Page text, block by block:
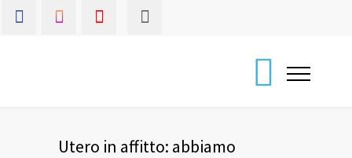
Utero in affitto: abbiamo